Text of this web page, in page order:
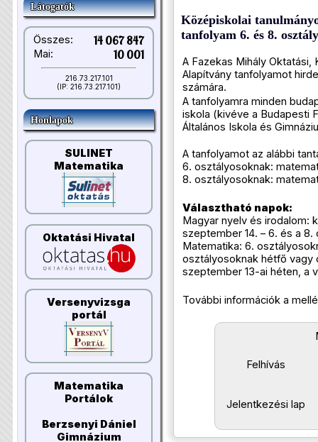
Látogatók
Összes: 14 067 847
Mai: 10 001
216.73.217.101
(IP: 216.73.217.101)
Honlapok
SULINET
Matematika
Oktatási Hivatal
Versenyvizsga
portál
Matematika
Portálok
Berzsenyi Dániel
Gimnázium
Középiskolai
tanfolyam 6. és 8.
A Fazekas Mihály Oktatási,
Alapítvány tanfolyamot
számára.
A tanfolyamra minden
iskola (kivéve a Budapesti
Általános Iskola és
A tanfolyamot az alábbi
6. osztályosoknak:
8. osztályosoknak:
Választható napok:
Magyar nyelv és irodalom:
szeptember 14. – 6. és a
Matematika: 6.
osztályosoknak hétfő
szeptember 13-ai héten, a
További információk a
Felhívás
Jelentkezési lap